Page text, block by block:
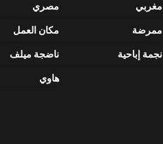
مصري مغربي
مكان العمل ممرضة
ناضجة ميلف نجمة إباحية
هاوي